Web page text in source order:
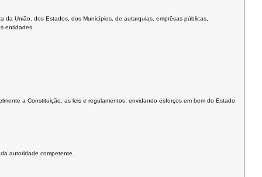
União, dos Estados, dos Municípios, de autarquias, emprêsas públicas,
entidades.
a Constituição, as leis e regulamentos, envidando esforços em bem do Estado
autoridade competente.